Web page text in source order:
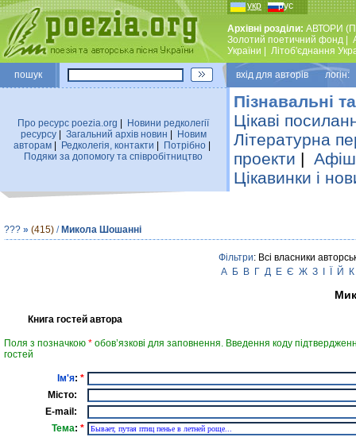
укр рус
Архівні розділи: АВТОРИ
Золотий поетичний фонд
України
Лiтоб'єднання
пошук вхiд для авторiв логін:
Про ресурс poezia.org
Новини редколегiї
ресурсу| Загальний архiв новин
Новим
авторам
Редколегiя, контакти Потрiбно
Подяки за допомогу та співробітництво
Пізнавальні
Цікаві
Літературна
проекти |
Цікавинки і
??? » (415) / Микола Шошанні
Фільтри: Всі власники
А Б В Г Д Е Є Ж З Й К
Книга гостей автора
Поля з позначкою * обов’язкові для заповнення. Введення коду
гостей
Ім'я: *
Місто:
E-mail:
Тема: *